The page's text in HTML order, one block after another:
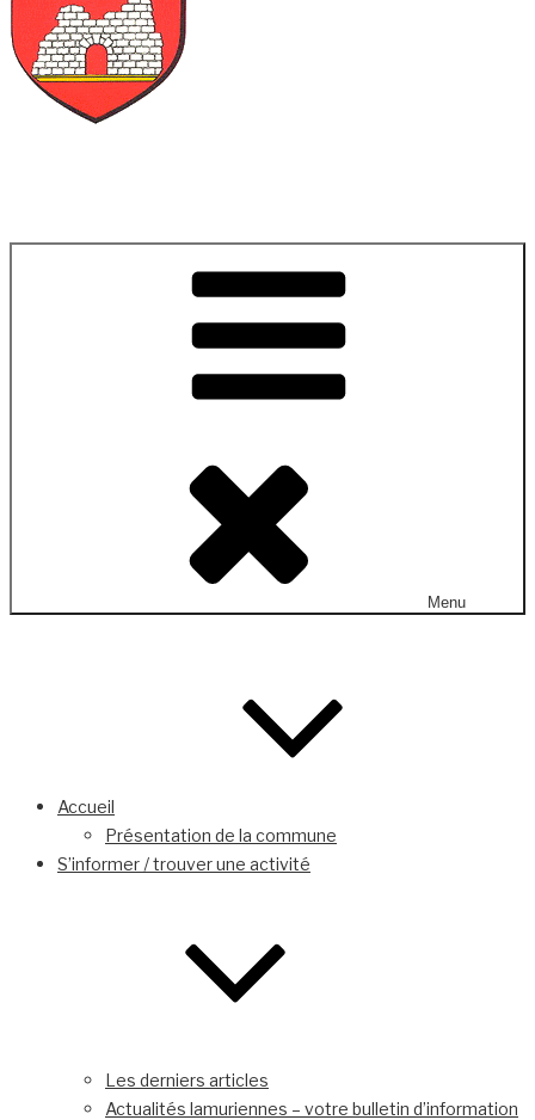
Menu
Accueil
Présentation de la commune
S’informer / trouver une activité
Les derniers articles
Actualités lamuriennes – votre bulletin d’information